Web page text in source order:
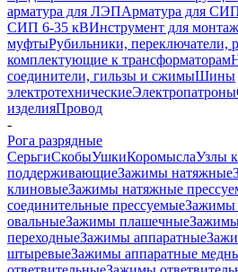
арматура для ЛЭПАрматура для
СИП 6-35 кВИнструмент для
муфтыРубильники, переключатели,
комплектующие к трансформаторам
соединители, гильзы и сжимыШины
электротехническиеЭлектропатроны
изделияПровод
-
Рога разрядные
СерьгиСкобыУшкиКоромыслаУзлы
поддерживающиеЗажимы натяжные
клиновыеЗажимы натяжные
соединительные прессуемыеЗажимы
овальныеЗажимы плашечные
переходныеЗажимы аппаратные
штыревыеЗажимы аппаратные